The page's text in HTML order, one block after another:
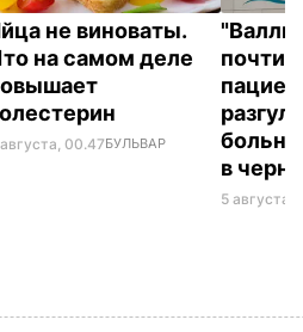
не виноваты.
на самом деле
00.47БУЛЬВАР
почти
в
5 августа,